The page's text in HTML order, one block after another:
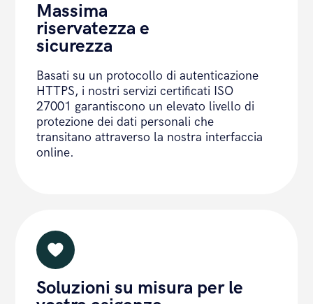
Massima
riservatezza e
sicurezza
Basati su un protocollo di autenticazione
HTTPS, i nostri servizi certificati ISO
27001 garantiscono un elevato livello di
protezione dei dati personali che
transitano attraverso la nostra interfaccia
online.
Soluzioni su misura per le